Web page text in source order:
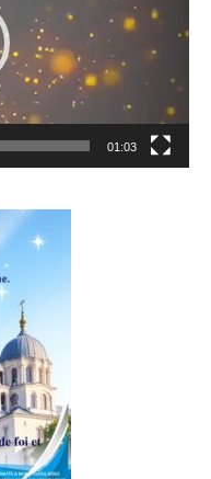
01:03